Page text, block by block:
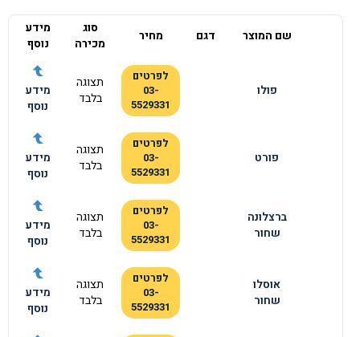
שם המוצר דגם מחיר
סוג
מכירה
מידע
נוסף
פולו
לפרטים
03-
5529331
תצוגה
בלבד
מידע
נוסף
פורט
לפרטים
03-
5529331
תצוגה
בלבד
מידע
נוסף
ברצלונה
שחור
לפרטים
03-
5529331
תצוגה
בלבד
מידע
נוסף
אוסלו
שחור
לפרטים
03-
5529331
תצוגה
בלבד
מידע
נוסף